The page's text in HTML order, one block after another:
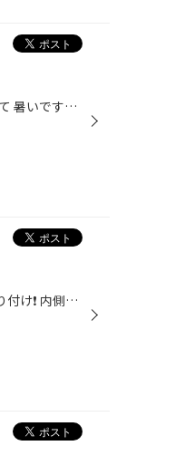
こんにちは！ タイヤ館武雄店のはましたです(*'▽') ぽかぽか陽気通り越して 暑いですね(;・∀・) まだまだGW中ですが！！ タイヤ館武雄店では4月２０日から５月６日まで お買い物2.160円ごとに１枚 任天堂のスウィッチが当たる抽選券を配布しています。 さらに！！！ タイヤ館アプリ登録と、店頭にて...
タイヤ館武雄店の橋口です。 相変わらずGT-Ｒやってます。 今回は窓の取り付け❗️ 内側からの接着❗️ 簡単そうな作業ですが、実は奥が深い 模型によっては、フロント側を合わせると、リアが合わなかったり サイドの方が浮いたりと、意外と 難しいんです‼️ ホコリも着いたら目立つし、 なにかと面倒...